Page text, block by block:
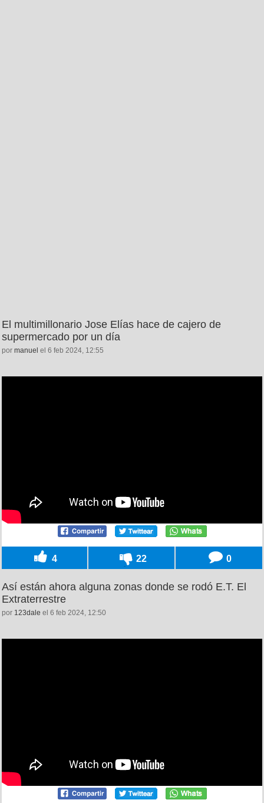
El multimillonario Jose Elías hace de cajero de
supermercado por un día
por manuel el 6 feb 2024, 12:55
4 22 0
Así están ahora alguna zonas donde se rodó E.T. El
Extraterrestre
por 123dale el 6 feb 2024, 12:50